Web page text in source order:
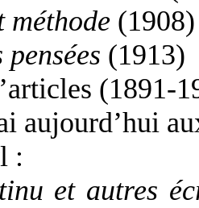
méthode (1908)
(1913)
(1891-
aujourd’hui
:
et autres